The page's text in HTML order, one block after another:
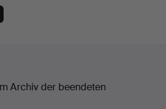
Archiv der beendeten